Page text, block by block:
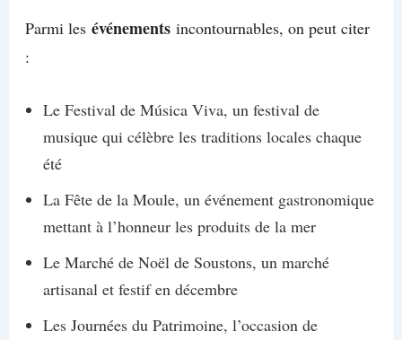
Parmi les événementsincontournables, on peut citer
:
Le Festival de Música Viva, un festival de
musique qui célèbre les traditions locales chaque
été
La Fête de la Moule, un événement gastronomique
mettant à l’honneur les produits de la mer
Le Marché de Noël de Soustons, un marché
artisanal et festif en décembre
Les Journées du Patrimoine, l’occasion de